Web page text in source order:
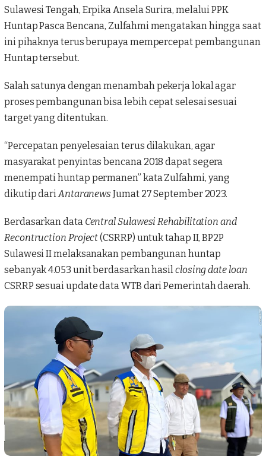
Sulawesi Tengah, Erpika Ansela Surira, melalui PPK
Huntap Pasca Bencana, Zulfahmi mengatakan hingga saat
ini pihaknya terus berupaya mempercepat pembangunan
Huntap tersebut.
Salah satunya dengan menambah pekerja lokal agar
proses pembangunan bisa lebih cepat selesai sesuai
target yang ditentukan.
“Percepatan penyelesaian terus dilakukan, agar
masyarakat penyintas bencana 2018 dapat segera
menempati huntap permanen” kata Zulfahmi, yang
dikutip dari Antaranews Jumat 27 September 2023.
Berdasarkan data Central Sulawesi Rehabilitation and
Recontruction Project(CSRRP) untuk tahap II, BP2P
Sulawesi II melaksanakan pembangunan huntap
sebanyak 4.053 unit berdasarkan hasil closing date loan
CSRRP sesuai update data WTB dari Pemerintah daerah.